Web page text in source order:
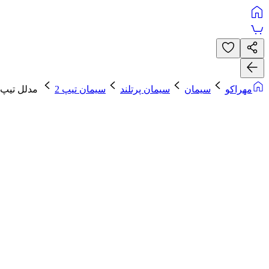
مهراکو سیمان سیمان پرتلند سیمان تیپ 2 مدلل تیپ 2-425